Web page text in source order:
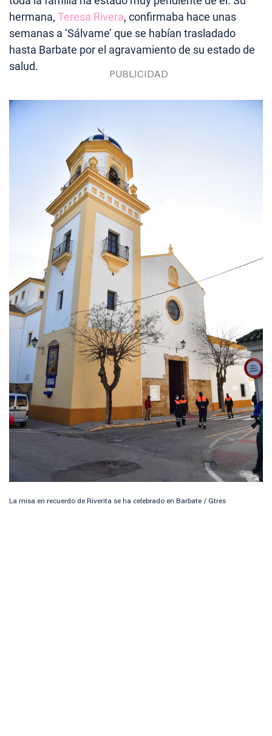
hermana, Teresa Rivera, confirmaba hace unas
semanas a ‘Sálvame’ que se habían trasladado
hasta Barbate por el agravamiento de su estado de
salud.
La misa en recuerdo de Riverita se ha celebrado en Barbate / Gtres